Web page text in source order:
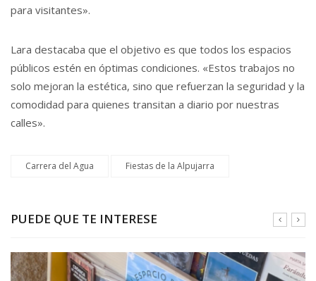
para visitantes».
Lara destacaba que el objetivo es que todos los espacios
públicos estén en óptimas condiciones. «Estos trabajos no
solo mejoran la estética, sino que refuerzan la seguridad y la
comodidad para quienes transitan a diario por nuestras
calles».
Carrera del Agua Fiestas de la Alpujarra
PUEDE QUE TE INTERESE